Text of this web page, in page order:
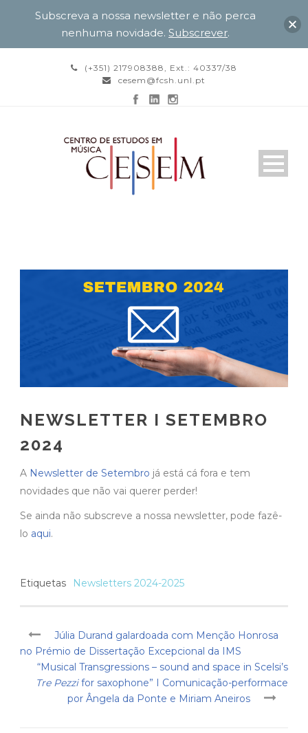
(+351) 217908388, Ext.: 40337/38
cesem@fcsh.unl.pt
NEWSLETTER I SETEMBRO
2024
A Newsletter de Setembro já está cá fora e tem
novidades que não vai querer perder!
Se ainda não subscreve a nossa newsletter, pode fazê-
lo aqui.
Etiquetas Newsletters 2024-2025
Júlia Durand galardoada com Menção Honrosa
no Prémio de Dissertação Excepcional da IMS
“Musical Transgressions – sound and space in Scelsi’s
Tre Pezzifor saxophone” I Comunicação-performace
por Ângela da Ponte e Miriam Aneiros
Subscreva a nossa newsletter e não perca
nenhuma novidade. Subscrever.